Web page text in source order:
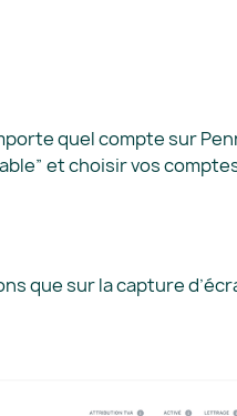
quel compte sur
et choisir vos
que sur la capture